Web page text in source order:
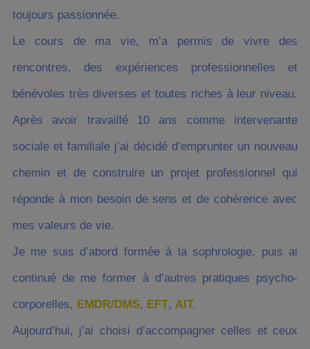
toujours passionnée.
Le cours de ma vie, m’a permis de vivre des
rencontres, des expériences professionnelles et
bénévoles très diverses et toutes riches à leur niveau.
Après avoir travaillé 10 ans comme intervenante
sociale et familiale j’ai décidé d’emprunter un nouveau
chemin et de construire un projet professionnel qui
réponde à mon besoin de sens et de cohérence avec
mes valeurs de vie.
Je me suis d’abord formée à la sophrologie, puis ai
continué de me former à d’autres pratiques psycho-
corporelles, EMDR/DMS, EFT, AIT.
Aujourd’hui, j’ai choisi d’accompagner celles et ceux